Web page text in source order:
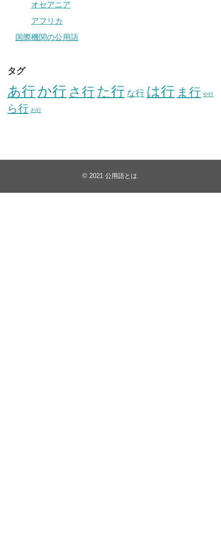
オセアニア
アフリカ
国際機関の公用語
タグ
あ行か行 さ行た行 な行 は行 ま行 や行
ら行 わ行
© 2021 公用語とは.